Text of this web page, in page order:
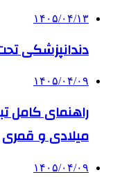
۱۴۰۵/۰۴/۱۳
دندانپزشکی
۱۴۰۵/۰۴/۰۹
راهنمای کامل
میلادی و قمری
۱۴۰۵/۰۴/۰۹